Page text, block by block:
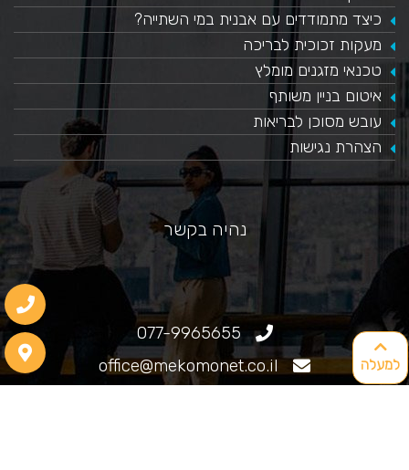
למעלה
כיצד מתמודדים עם אבנית במי השתייה?
​מעקות זכוכית לבריכה
טכנאי מזגנים מומלץ
איטום בניין משותף
עובש מסוכן לבריאות
הצהרת נגישות
נהיה בקשר
077-9965655
office@mekomonet.co.il